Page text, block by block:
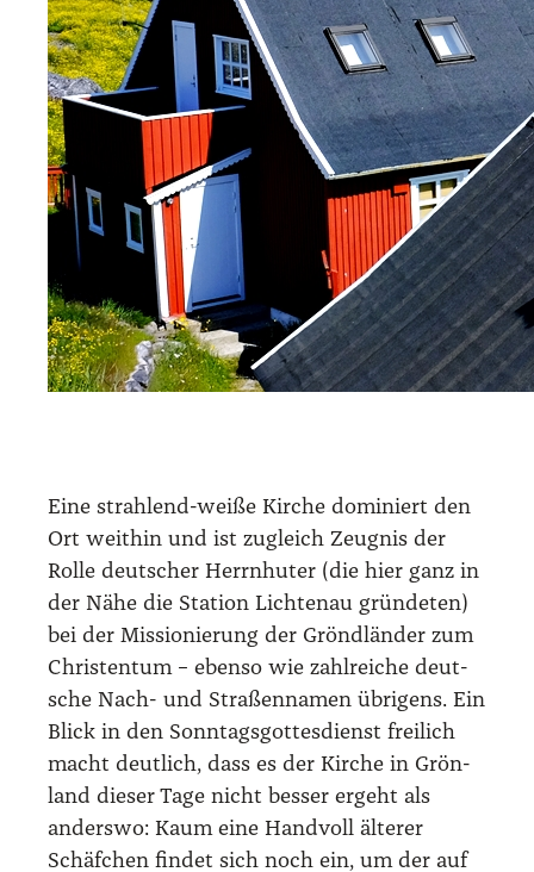
Eine strah­lend-wei­ße Kir­che domi­niert den
Ort weit­hin und ist zugleich Zeug­nis der
Rol­le deut­scher Herrn­hu­ter (die hier ganz in
der Nähe die Sta­ti­on Lich­ten­au grün­de­ten)
bei der Mis­sio­nie­rung der Grönd­län­der zum
Chris­ten­tum – eben­so wie zahl­rei­che deut­
sche Nach- und Stra­ßen­na­men übri­gens. Ein
Blick in den Sonn­tags­got­tes­dienst frei­lich
macht deut­lich, dass es der Kir­che in Grön­
land die­ser Tage nicht bes­ser ergeht als
anders­wo: Kaum eine Hand­voll älte­rer
Schäf­chen fin­det sich noch ein, um der auf